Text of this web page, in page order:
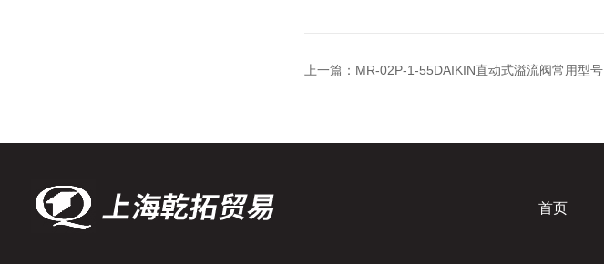
上一篇： MR-02P-1-55DAIKIN直动式溢流阀常用型号
首页